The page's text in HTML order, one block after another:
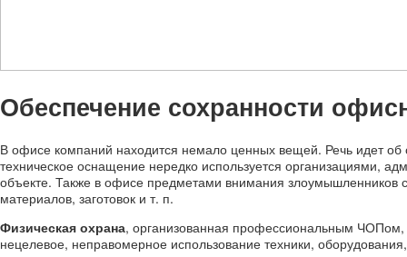
Обеспечение сохранности
В офисе компаний находится немало ценных вещей. Речь идет об
техническое оснащение нередко используется организациями,
объекте. Также в офисе предметами внимания
материалов, заготовок и т. п.
Физическая охрана, организованная профессиональным
нецелевое, неправомерное использование техники,